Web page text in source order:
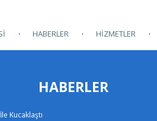
HABERLER HİZMETLER
HABERLER
Kucaklaştı